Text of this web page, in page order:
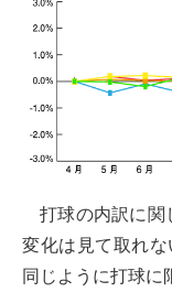
打球の内訳に関
変化は見て取れ
同じように打球に